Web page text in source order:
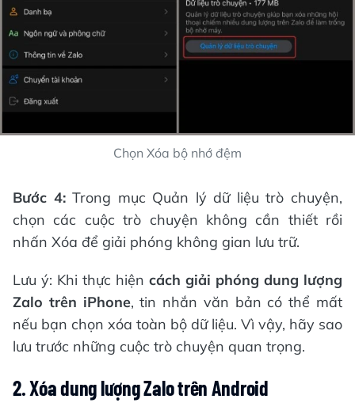
Chọn Xóa bộ nhớ đệm
Bước 4:Trong mục Quản lý dữ liệu trò chuyện,
chọn các cuộc trò chuyện không cần thiết rồi
nhấn Xóa để giải phóng không gian lưu trữ.
Lưu ý: Khi thực hiện cách giải phóng dung lượng
Zalo trên iPhone, tin nhắn văn bản có thể mất
nếu bạn chọn xóa toàn bộ dữ liệu. Vì vậy, hãy sao
lưu trước những cuộc trò chuyện quan trọng.
2. Xóa dung lượng Zalo trên Android